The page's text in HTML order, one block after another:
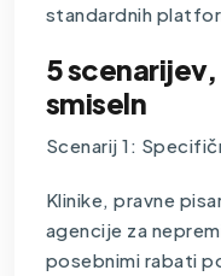
standardnih
5
smiseln
Scenarij 1:
Klinike, pravne
agencije za
posebnimi rabati